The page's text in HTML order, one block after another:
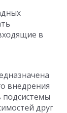
в
внедрения
подсистемы
друг